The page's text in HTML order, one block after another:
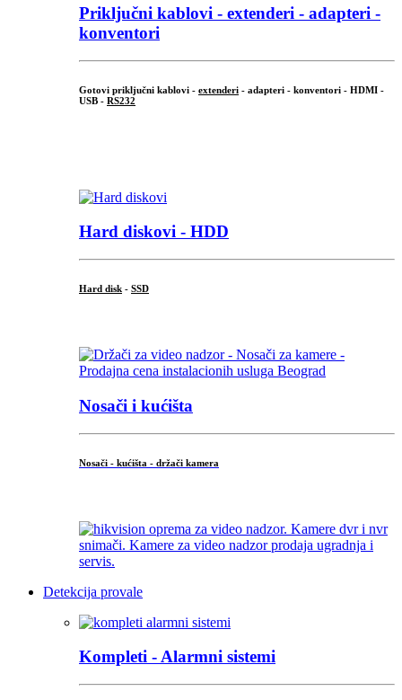
Priključni kablovi - extenderi - adapteri -
konventori
Gotovi priključni kablovi - extenderi - adapteri - konventori - HDMI -
USB - RS232
Hard diskovi - HDD
Hard disk - SSD
Nosači i kućišta
Nosači - kućišta - držači kamera
Detekcija provale
Kompleti - Alarmni sistemi